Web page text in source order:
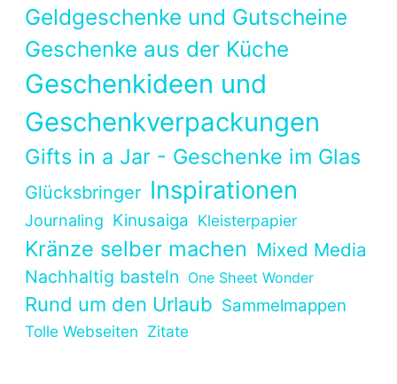
Geldgeschenke und Gutscheine
Geschenke aus der Küche
Geschenkideen und
Geschenkverpackungen
Gifts in a Jar - Geschenke im Glas
Glücksbringer Inspirationen
Journaling Kinusaiga Kleisterpapier
Kränze selber machen Mixed Media
Nachhaltig basteln One Sheet Wonder
Rund um den Urlaub Sammelmappen
Tolle Webseiten Zitate